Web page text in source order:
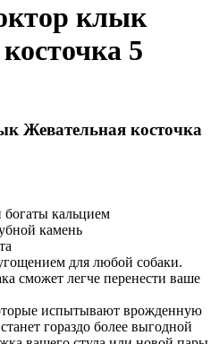
клык
5
Жевательная косточка
богаты кальцием
камень
для любой собаки.
сможет легче перенести ваше
испытывают врожденную
гораздо более выгодной